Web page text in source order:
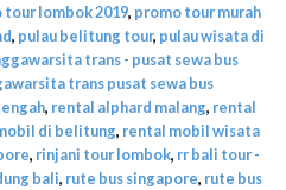
tour lombok 2019, promo tour murah
, pulau belitung tour, pulau wisata di
trans - pusat sewa bus
trans pusat sewa bus
, rental alphard malang, rental
di belitung, rental mobil wisata
, rinjani tour lombok, rr bali tour -
bali, rute bus singapore, rute bus